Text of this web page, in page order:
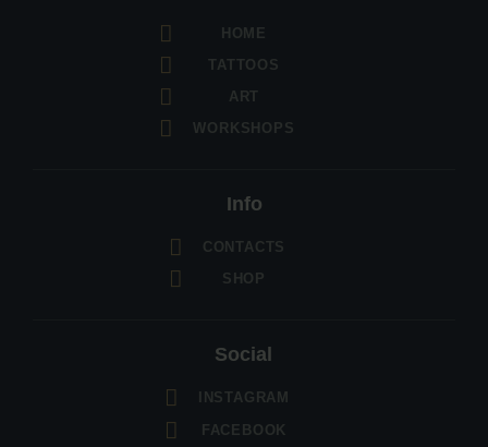
HOME
TATTOOS
ART
WORKSHOPS
Info
CONTACTS
SHOP
Social
INSTAGRAM
FACEBOOK